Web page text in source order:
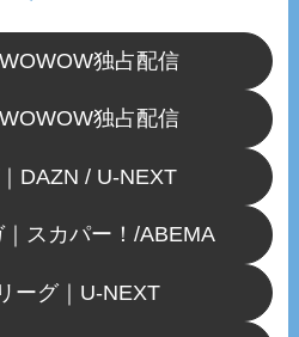
独占配信
独占配信
DAZN / U-NEXT
スカパー！/ABEMA
ーグ｜U-NEXT